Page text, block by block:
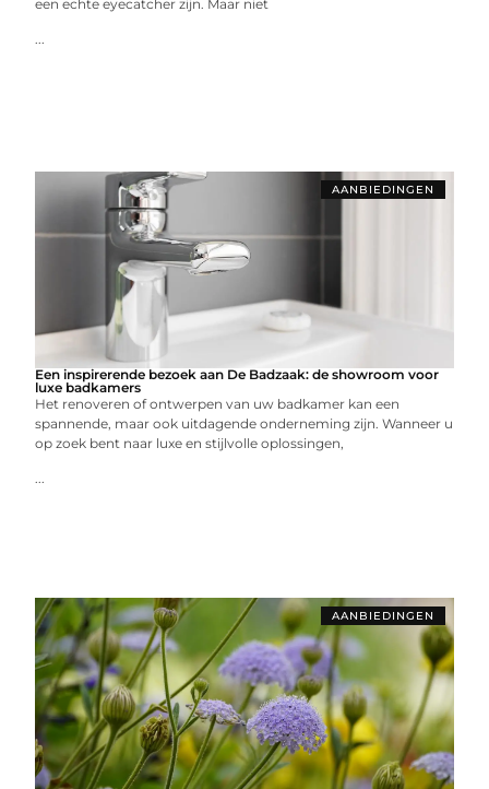
een echte eyecatcher zijn. Maar niet
...
AANBIEDINGEN
Een inspirerende bezoek aan De Badzaak: de showroom voor
luxe badkamers
Het renoveren of ontwerpen van uw badkamer kan een
spannende, maar ook uitdagende onderneming zijn. Wanneer u
op zoek bent naar luxe en stijlvolle oplossingen,
...
AANBIEDINGEN